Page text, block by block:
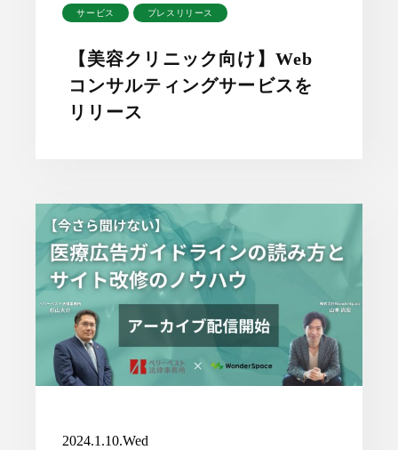
サービス プレスリリース
【美容クリニック向け】Web
コンサルティングサービスを
リリース
2024.1.10.Wed